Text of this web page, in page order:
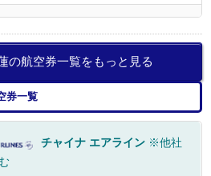
の航空券一覧をもっと見る
券一覧
チャイナ エアライン ※他社